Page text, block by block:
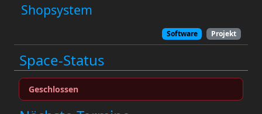
Shopsystem
Software Projekt
Space-Status
Geschlossen